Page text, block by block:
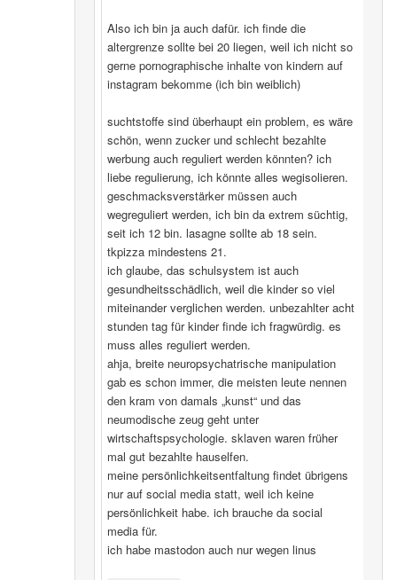
Also ich bin ja auch dafür. ich finde die
altergrenze sollte bei 20 liegen, weil ich nicht so
gerne pornographische inhalte von kindern auf
instagram bekomme (ich bin weiblich)
suchtstoffe sind überhaupt ein problem, es wäre
schön, wenn zucker und schlecht bezahlte
werbung auch reguliert werden könnten? ich
liebe regulierung, ich könnte alles wegisolieren.
geschmacksverstärker müssen auch
wegreguliert werden, ich bin da extrem süchtig,
seit ich 12 bin. lasagne sollte ab 18 sein.
tkpizza mindestens 21.
ich glaube, das schulsystem ist auch
gesundheitsschädlich, weil die kinder so viel
miteinander verglichen werden. unbezahlter acht
stunden tag für kinder finde ich fragwürdig. es
muss alles reguliert werden.
ahja, breite neuropsychatrische manipulation
gab es schon immer, die meisten leute nennen
den kram von damals „kunst“ und das
neumodische zeug geht unter
wirtschaftspsychologie. sklaven waren früher
mal gut bezahlte hauselfen.
meine persönlichkeitsentfaltung findet übrigens
nur auf social media statt, weil ich keine
persönlichkeit habe. ich brauche da social
media für.
ich habe mastodon auch nur wegen linus